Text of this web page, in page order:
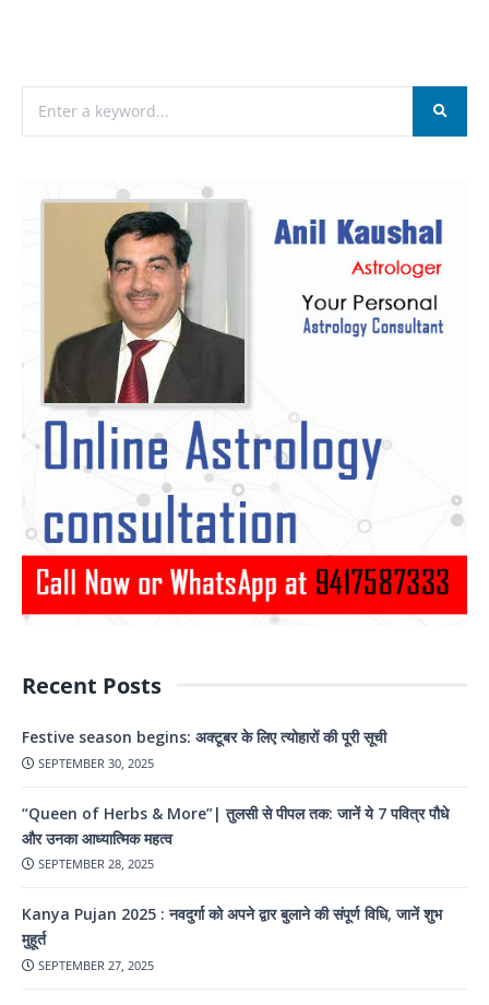
Recent Posts
Festive season begins: अक्टूबर के लिए त्योहारों की पूरी सूची
SEPTEMBER 30, 2025
“Queen of Herbs & More”| तुलसी से पीपल तक: जानें ये 7 पवित्र पौधे
और उनका आध्यात्मिक महत्व
SEPTEMBER 28, 2025
Kanya Pujan 2025 : नवदुर्गा को अपने द्वार बुलाने की संपूर्ण विधि, जानें शुभ
मुहूर्त
SEPTEMBER 27, 2025